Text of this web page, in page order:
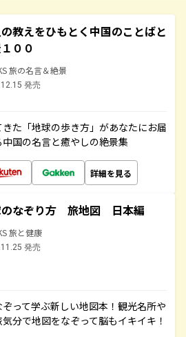
教えをひもとく中国のことばと
００
旅の名言＆絶景
発売
た「地球の歩き方」があなたにお届
国の名言と癒やしの絶景集
詳細を見る
のなぞり方 旅地図 日本編
旅と健康
発売
って学ぶ新しい地図本！観光名所や
分で地図をなぞって脳もイキイキ！